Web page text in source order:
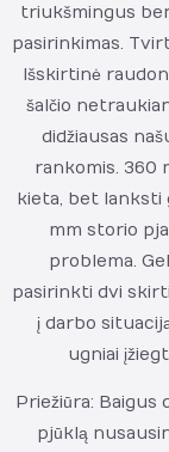
triukšmingus
pasirinkimas.
Išskirtinė
šalčio
didžiausas
rankomis. 360
kieta, bet lanksti
mm storio
problema.
pasirinkti dvi
į darbo
ugniai
Priežiūra: Baigus
pjūklą